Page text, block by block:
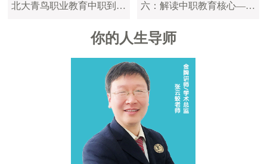
北大青鸟职业教育中职到大
六：解读中职教育核心——
你的人生导师